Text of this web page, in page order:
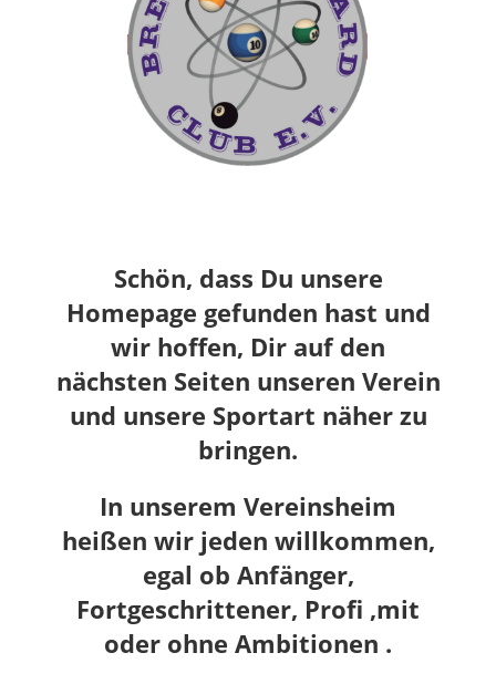
Schön, dass Du unsere
Homepage gefunden hast und
wir hoffen, Dir auf den
nächsten Seiten unseren Verein
und unsere Sportart näher zu
bringen.
In unserem Vereinsheim
heißen wir jeden willkommen,
egal ob Anfänger,
Fortgeschrittener, Profi ,mit
oder ohne Ambitionen .